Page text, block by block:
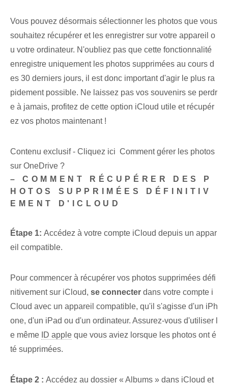
Vous pouvez désormais sélectionner les photos que vous
souhaitez récupérer et les enregistrer sur votre appareil o
u votre ordinateur. N'oubliez pas que cette fonctionnalité
enregistre uniquement les photos supprimées au cours d
es 30 derniers jours, il est donc important d'agir le plus ra
pidement possible. Ne laissez pas vos souvenirs se perdr
e à jamais, profitez de cette option iCloud utile et récupér
ez vos photos maintenant !
Contenu exclusif - Cliquez ici Comment gérer les photos
sur OneDrive ?
– COMMENT RÉCUPÉRER DES P
HOTOS SUPPRIMÉES DÉFINITIV
EMENT D'ICLOUD
Étape 1: Accédez à votre compte iCloud depuis un appar
eil compatible.
Pour commencer à récupérer vos photos supprimées défi
nitivement sur iCloud, se connecter dans‌ votre compte i
Cloud avec un appareil compatible, qu'il s'agisse d'un iPh
one, d'un iPad ou d'un ordinateur. Assurez-vous d'utiliser l
e même⁣ ID apple que vous aviez lorsque les photos ont é
té supprimées.
Étape⁤ 2 :⁤ Accédez au dossier « Albums » dans iCloud et